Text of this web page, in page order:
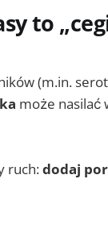
to
(m.in.
może nasilać
ruch:dodaj